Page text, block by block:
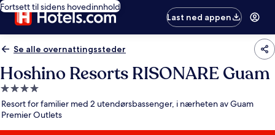
Fortsett til sidens hovedinnhold
Last ned appen
Se alle overnattingssteder
Hoshino Resorts RISONARE Guam
Overnattingssted
med
4.0
stjerner
Resort for familier med 2 utendørsbassenger, i nærheten av Guam
Premier Outlets